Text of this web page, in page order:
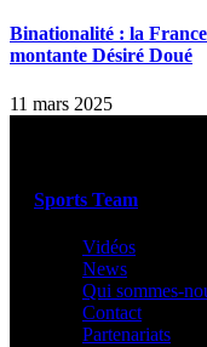
Binationalité : la
montante Désiré Doué
11 mars 2025
Sports Team
Vidéos
News
Qui sommes-
Contact
Partenariats